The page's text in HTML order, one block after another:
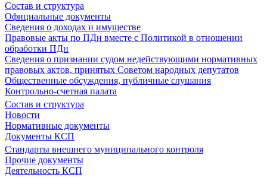
Состав и структура
Официальные документы
Сведения о доходах и имуществе
Правовые акты по ПДн вместе с Политикой в отношении
обработки ПДн
Сведения о признании судом недействующими нормативных
правовых актов, принятых Советом народных депутатов
Общественные обсуждения, публичные слушания
Контрольно-счетная палата
Состав и структура
Новости
Нормативные документы
Документы КСП
Стандарты внешнего муниципального контроля
Прочие документы
Деятельность КСП